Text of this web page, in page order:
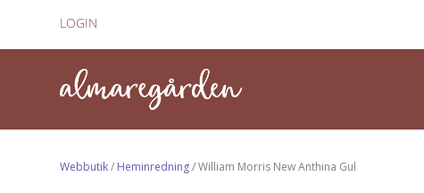
LOGIN
Webbutik/ Heminredning/ William Morris New Anthina Gul